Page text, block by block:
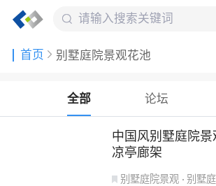
首页 别墅庭院景观花池
全部 论坛
中国风别墅庭院
凉亭廊架
别墅庭院景观
别墅